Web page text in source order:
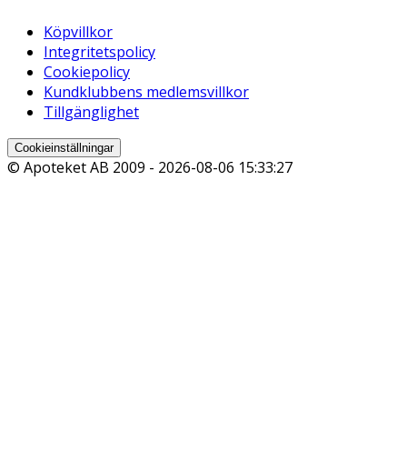
Köpvillkor
Integritetspolicy
Cookiepolicy
Kundklubbens medlemsvillkor
Tillgänglighet
Cookieinställningar
© Apoteket AB 2009 - 2026-08-06 15:33:27